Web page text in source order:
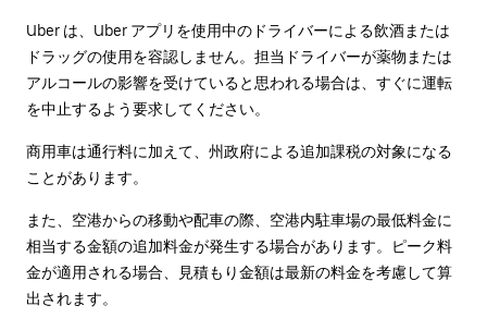
Uber は、Uber アプリを使用中のドライバーによる飲酒または
ドラッグの使用を容認しません。担当ドライバーが薬物または
アルコールの影響を受けていると思われる場合は、すぐに運転
を中止するよう要求してください。
商用車は通行料に加えて、州政府による追加課税の対象になる
ことがあります。
また、空港からの移動や配車の際、空港内駐車場の最低料金に
相当する金額の追加料金が発生する場合があります。ピーク料
金が適用される場合、見積もり金額は最新の料金を考慮して算
出されます。